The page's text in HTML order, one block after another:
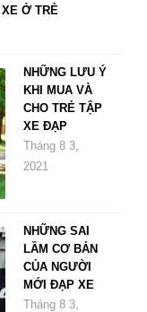
Ở TRẺ
NHỮNG LƯU Ý
KHI MUA VÀ
CHO TRẺ TẬP
XE ĐẠP
Tháng 8 3,
2021
NHỮNG SAI
LẦM CƠ BẢN
CỦA NGƯỜI
MỚI ĐẠP XE
Tháng 8 3,